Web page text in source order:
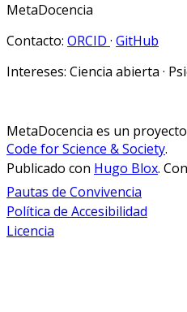
MetaDocencia
Contacto: ORCID · GitHub
Intereses: Ciencia abierta ·
MetaDocencia es un
Code for Science & Society.
Publicado con Hugo Blox.
Pautas de Convivencia
Política de Accesibilidad
Licencia